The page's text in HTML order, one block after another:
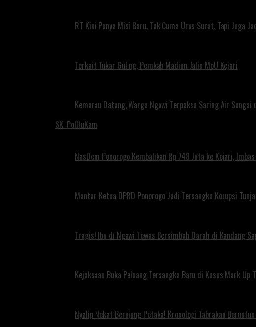
RT Kini Punya Misi Baru, Tak Cuma Urus Surat, Tapi Juga
Terkait Tukar Guling, Pemkab Madiun Jalin MoU Kejari
Kemarau Datang, Warga Ngawi Terpaksa Saring Air Sungai
SKI PolHuKam
NasDem Ponorogo Kembalikan Rp 748 Juta ke Kejari,
Mantan Ketua DPRD Ponorogo Jadi Tersangka Korupsi
Tragis! Ibu di Ngawi Tewas Bersimbah Darah di Kandang
Kejaksaan Buka Peluang Tersangka Baru di Kasus Mark
Nyalip Nekat Berujung Petaka! Kronologi Tabrakan